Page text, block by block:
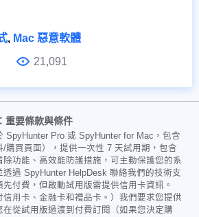
, Mac 惡意軟體
21,091
重要條款與條件
SpyHunter Pro 或 SpyHunter for Mac，包含
/購買頁面），提供一次性 7 天試用期，包含
功能、高效能防護措施，可主動保護您的系
過 SpyHunter HelpDesk 聯絡我們的技術支
付費，但啟動試用版需提供信用卡資訊。
信用卡、金融卡和禮品卡。）我們要求您提供
從試用版過渡到付費訂閱（如果您決定購